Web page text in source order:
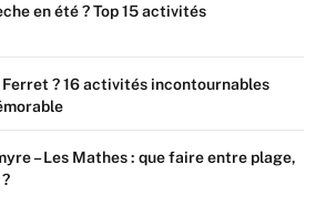
en été ? Top 15 activités
Ferret ? 16 activités incontournables
– Les Mathes : que faire entre plage,